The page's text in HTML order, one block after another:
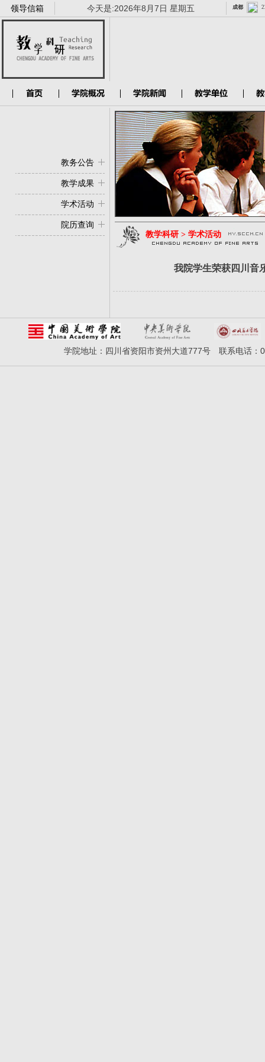
领导信箱 今天是:2026年8月7日 星期五
教务公告
教学成果
学术活动
院历查询
教学科研 > 学术活动
我院学生荣获四川音
学院地址：四川省资阳市资州大道777号 联系电话：